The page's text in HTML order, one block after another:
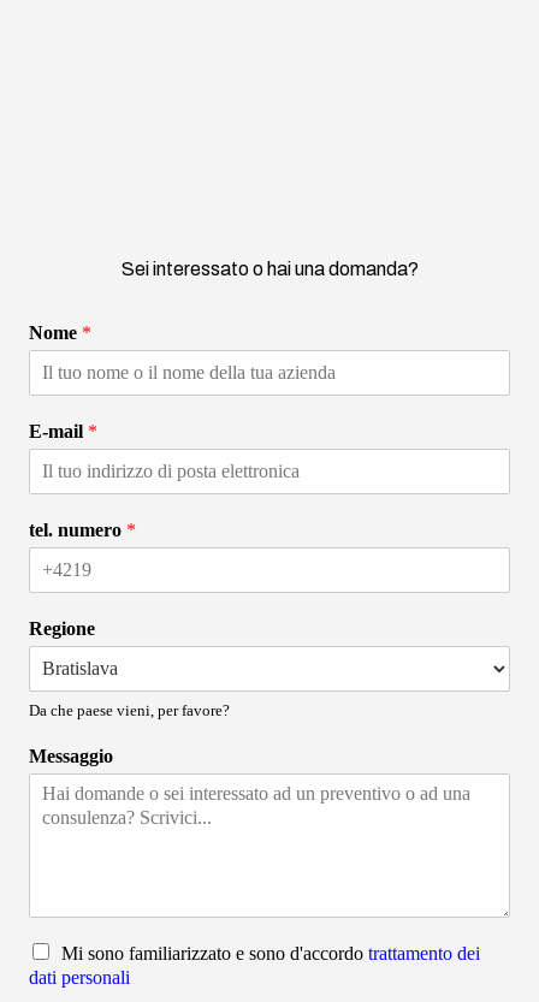
Sei interessato o hai una domanda?
Nome *
E-mail *
tel. numero *
Regione
Da che paese vieni, per favore?
Messaggio
Mi sono familiarizzato e sono d'accordo trattamento dei
dati personali